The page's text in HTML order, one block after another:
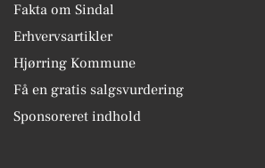
Fakta om Sindal
Erhvervsartikler
Hjørring Kommune
Få en gratis salgsvurdering
Sponsoreret indhold